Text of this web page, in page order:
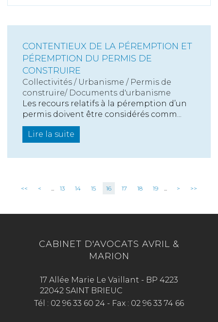
CONTENTIEUX DE LA PÉREMPTION ET
PÉREMPTION DU PERMIS DE
CONSTRUIRE
Collectivités / Urbanisme / Permis de
construire/ Documents d'urbanisme
Les recours relatifs à la péremption d’un
permis doivent être considérés comm...
Lire la suite
<< < ... 13 14 15 16 17 18 19 ... > >>
CABINET D'AVOCATS AVRIL &
MARION
17 Allée Marie Le Vaillant - BP 4223
22042 SAINT BRIEUC
Tél : 02 96 33 60 24 - Fax : 02 96 33 74 66